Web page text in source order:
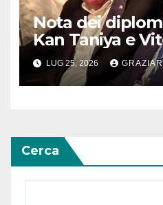
Nota dei
Kan Taniya e
cosiddetto
Ossezia del
LUG 25, 2026
Cerca